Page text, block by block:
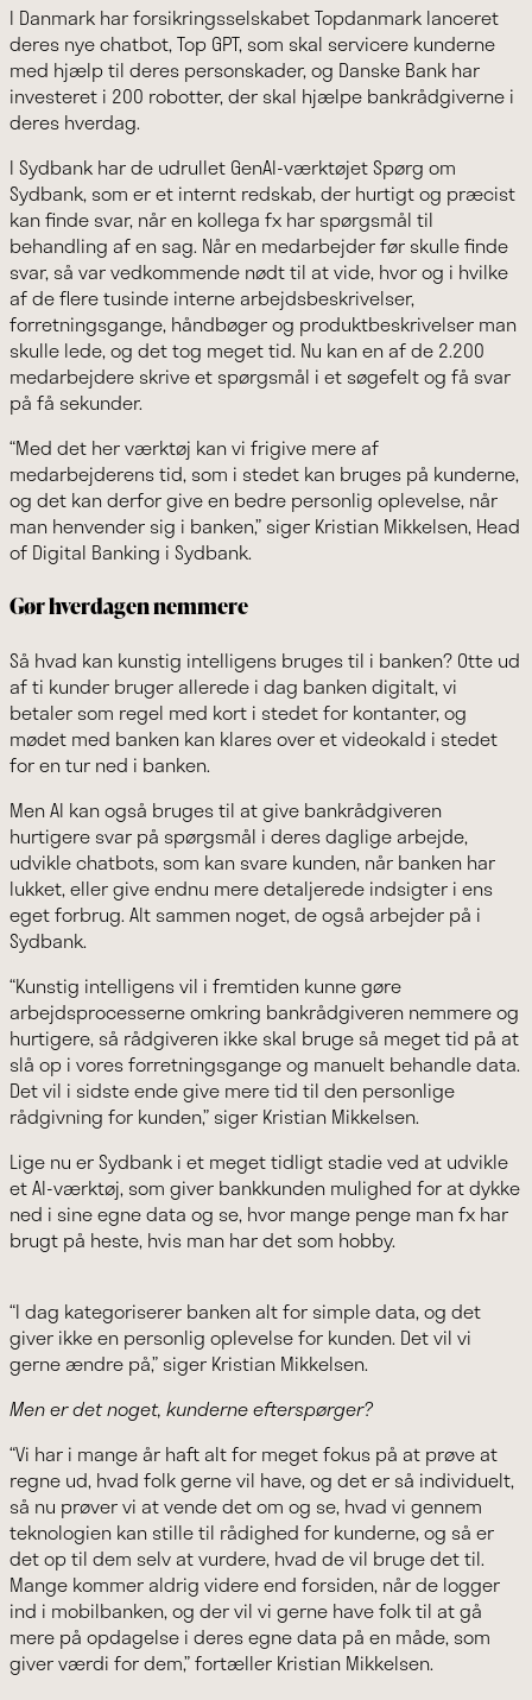
I Danmark har forsikringsselskabet Topdanmark lanceret
deres nye chatbot, Top GPT, som skal servicere kunderne
med hjælp til deres personskader, og Danske Bank har
investeret i 200 robotter, der skal hjælpe bankrådgiverne i
deres hverdag.
I Sydbank har de udrullet GenAI-værktøjet Spørg om
Sydbank, som er et internt redskab, der hurtigt og præcist
kan finde svar, når en kollega fx har spørgsmål til
behandling af en sag. Når en medarbejder før skulle finde
svar, så var vedkommende nødt til at vide, hvor og i hvilke
af de flere tusinde interne arbejdsbeskrivelser,
forretningsgange, håndbøger og produktbeskrivelser man
skulle lede, og det tog meget tid. Nu kan en af de 2.200
medarbejdere skrive et spørgsmål i et søgefelt og få svar
på få sekunder.
“Med det her værktøj kan vi frigive mere af
medarbejderens tid, som i stedet kan bruges på kunderne,
og det kan derfor give en bedre personlig oplevelse, når
man henvender sig i banken,” siger Kristian Mikkelsen, Head
of Digital Banking i Sydbank.
Gør hverdagen nemmere
Så hvad kan kunstig intelligens bruges til i banken? Otte ud
af ti kunder bruger allerede i dag banken digitalt, vi
betaler som regel med kort i stedet for kontanter, og
mødet med banken kan klares over et videokald i stedet
for en tur ned i banken.
Men AI kan også bruges til at give bankrådgiveren
hurtigere svar på spørgsmål i deres daglige arbejde,
udvikle chatbots, som kan svare kunden, når banken har
lukket, eller give endnu mere detaljerede indsigter i ens
eget forbrug. Alt sammen noget, de også arbejder på i
Sydbank.
“Kunstig intelligens vil i fremtiden kunne gøre
arbejdsprocesserne omkring bankrådgiveren nemmere og
hurtigere, så rådgiveren ikke skal bruge så meget tid på at
slå op i vores forretningsgange og manuelt behandle data.
Det vil i sidste ende give mere tid til den personlige
rådgivning for kunden,” siger Kristian Mikkelsen.
Lige nu er Sydbank i et meget tidligt stadie ved at udvikle
et AI-værktøj, som giver bankkunden mulighed for at dykke
ned i sine egne data og se, hvor mange penge man fx har
brugt på heste, hvis man har det som hobby.
“I dag kategoriserer banken alt for simple data, og det
giver ikke en personlig oplevelse for kunden. Det vil vi
gerne ændre på,” siger Kristian Mikkelsen.
Men er det noget, kunderne efterspørger?
“Vi har i mange år haft alt for meget fokus på at prøve at
regne ud, hvad folk gerne vil have, og det er så individuelt,
så nu prøver vi at vende det om og se, hvad vi gennem
teknologien kan stille til rådighed for kunderne, og så er
det op til dem selv at vurdere, hvad de vil bruge det til.
Mange kommer aldrig videre end forsiden, når de logger
ind i mobilbanken, og der vil vi gerne have folk til at gå
mere på opdagelse i deres egne data på en måde, som
giver værdi for dem,” fortæller Kristian Mikkelsen.